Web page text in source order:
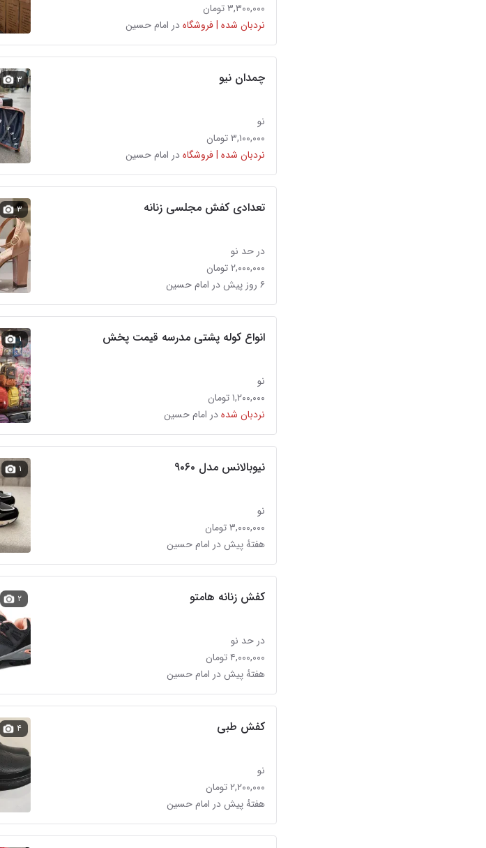
۳,۳۰۰,۰۰۰ تومان
نردبان شده | فروشگاهدر امام حسین
چمدان نیو
نو
۳,۱۰۰,۰۰۰ تومان
نردبان شده | فروشگاهدر امام حسین
۳
تعدادی کفش مجلسی زنانه
در حد نو
۲,۰۰۰,۰۰۰ تومان
۶ روز پیش در امام حسین
۳
انواع کوله پشتی مدرسه قیمت پخش
نو
۱,۲۰۰,۰۰۰ تومان
نردبان شدهدر امام حسین
۱
نیوبالانس مدل ۹۰۶۰
نو
۳,۰۰۰,۰۰۰ تومان
هفتهٔ پیش در امام حسین
۱
کفش زنانه هامتو
در حد نو
۴,۰۰۰,۰۰۰ تومان
هفتهٔ پیش در امام حسین
۲
کفش طبی
نو
۲,۲۰۰,۰۰۰ تومان
هفتهٔ پیش در امام حسین
۴